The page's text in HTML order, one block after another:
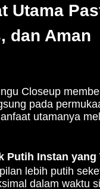
Utama
dan Aman
Closeup
pada
utamanya
Putih Instan yang
lebih putih
dalam waktu